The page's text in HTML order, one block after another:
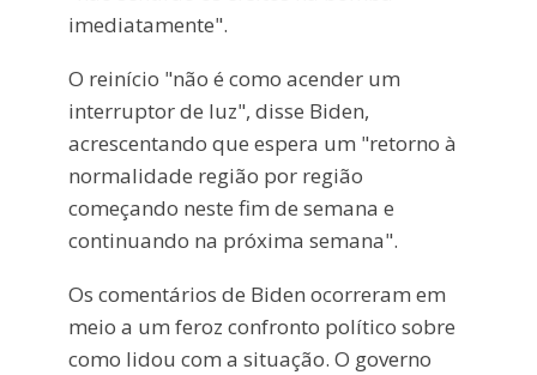
imediatamente".
O reinício "não é como acender um
interruptor de luz", disse Biden,
acrescentando que espera um "retorno à
normalidade região por região
começando neste fim de semana e
continuando na próxima semana".
Os comentários de Biden ocorreram em
meio a um feroz confronto político sobre
como lidou com a situação. O governo